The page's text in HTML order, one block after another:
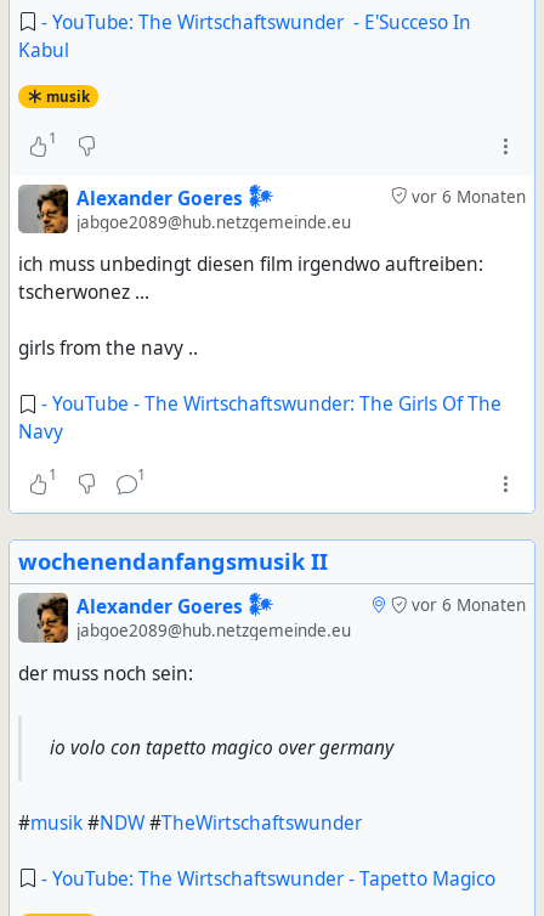
- YouTube: The Wirtschaftswunder - E'Succeso In
Kabul
musik
1
vor 6 Monaten
Alexander Goeres 𒀯
jabgoe2089@hub.netzgemeinde.eu
ich muss unbedingt diesen film irgendwo auftreiben:
tscherwonez ...
girls from the navy ..
- YouTube - The Wirtschaftswunder: The Girls Of The
Navy
1 1
wochenendanfangsmusik II
vor 6 Monaten
Alexander Goeres 𒀯
jabgoe2089@hub.netzgemeinde.eu
der muss noch sein:
io volo con tapetto magico over germany
#musik#NDW#TheWirtschaftswunder
- YouTube: The Wirtschaftswunder - Tapetto Magico